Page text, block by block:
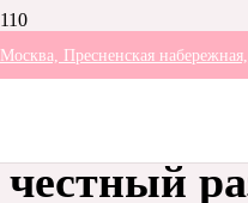
Москва, Пресненская
Лазерная
честный